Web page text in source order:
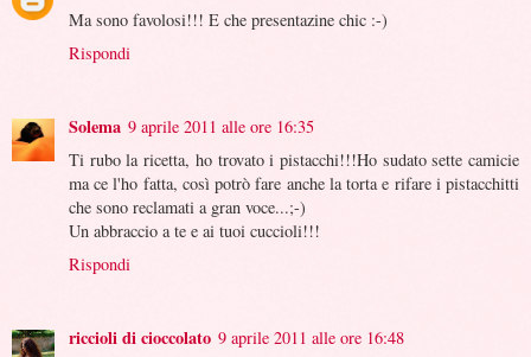
Ma sono favolosi!!! E che presentazine chic :-)
Rispondi
Solema 9 aprile 2011 alle ore 16:35
Ti rubo la ricetta, ho trovato i pistacchi!!!Ho sudato sette camicie
ma ce l'ho fatta, così potrò fare anche la torta e rifare i pistacchitti
che sono reclamati a gran voce...;-)
Un abbraccio a te e ai tuoi cuccioli!!!
Rispondi
riccioli di cioccolato 9 aprile 2011 alle ore 16:48